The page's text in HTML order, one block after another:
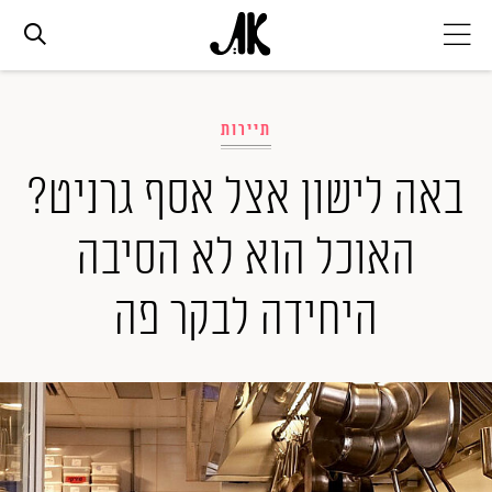
אופנה
ביוטי
סלבס
ערוצים נוספים
המגזין
תיירות
באה לישון אצל אסף גרניט?
האוכל הוא לא הסיבה
היחידה לבקר פה